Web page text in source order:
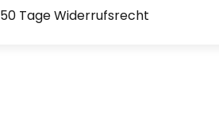
50 Tage Widerrufsrecht